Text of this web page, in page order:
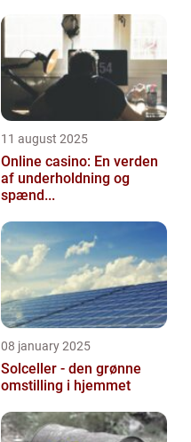
11 august 2025
Online casino: En verden
af underholdning og
spænd...
08 january 2025
Solceller - den grønne
omstilling i hjemmet